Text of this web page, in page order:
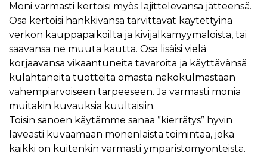
Moni varmasti kertoisi myös lajittelevansa jätteensä.
Osa kertoisi hankkivansa tarvittavat käytettyinä
verkon kauppapaikoilta ja kivijalkamyymälöistä, tai
saavansa ne muuta kautta. Osa lisäisi vielä
korjaavansa vikaantuneita tavaroita ja käyttävänsä
kulahtaneita tuotteita omasta näkökulmastaan
vähempiarvoiseen tarpeeseen. Ja varmasti monia
muitakin kuvauksia kuultaisiin.
Toisin sanoen käytämme sanaa ”kierrätys” hyvin
laveasti kuvaamaan monenlaista toimintaa, joka
kaikki on kuitenkin varmasti ympäristömyönteistä.